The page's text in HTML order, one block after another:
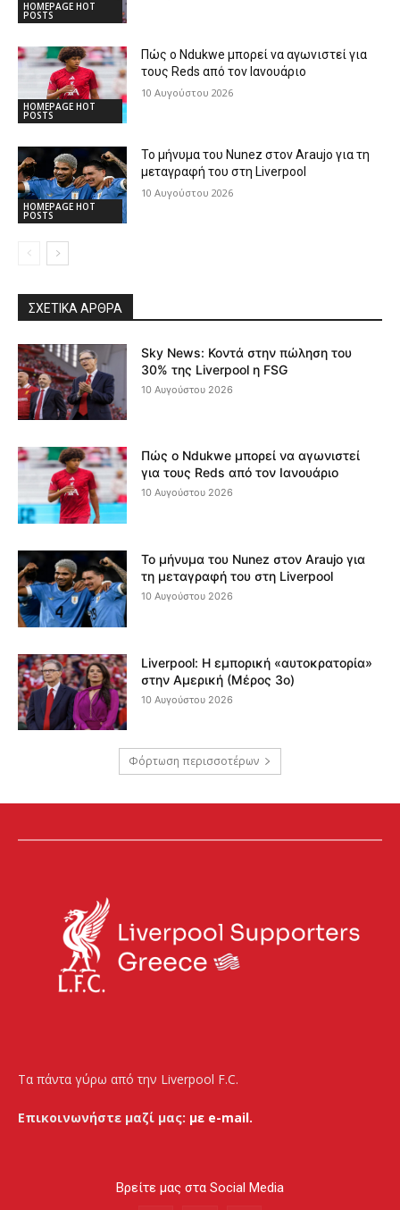
HOMEPAGE HOT
POSTS
HOMEPAGE HOT
POSTS
Πώς ο Ndukwe μπορεί να αγωνιστεί για
τους Reds από τον Ιανουάριο
10 Αυγούστου 2026
HOMEPAGE HOT
POSTS
Το μήνυμα του Nunez στον Araujo για τη
μεταγραφή του στη Liverpool
10 Αυγούστου 2026
ΣΧΕΤΙΚΆ ΆΡΘΡΑ
Sky News: Κοντά στην πώληση του
30% της Liverpool η FSG
10 Αυγούστου 2026
Πώς ο Ndukwe μπορεί να αγωνιστεί
για τους Reds από τον Ιανουάριο
10 Αυγούστου 2026
Το μήνυμα του Nunez στον Araujo για
τη μεταγραφή του στη Liverpool
10 Αυγούστου 2026
Liverpool: Η εμπορική «αυτοκρατορία»
στην Αμερική (Μέρος 3ο)
10 Αυγούστου 2026
Φόρτωση περισσοτέρων
Τα πάντα γύρω από την Liverpool F.C.
Επικοινωνήστε μαζί μας: με e-mail.
Βρείτε μας στα Social Media